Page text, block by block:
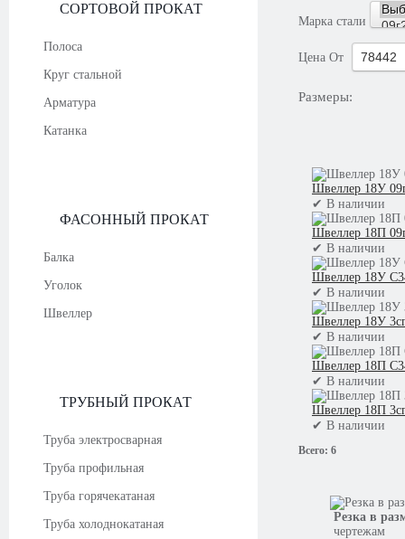
СОРТОВОЙ ПРОКАТ
Полоса
Круг стальной
Арматура
Катанка
ФАСОННЫЙ ПРОКАТ
Балка
Уголок
Швеллер
ТРУБНЫЙ ПРОКАТ
Труба электросварная
Труба профильная
Труба горячекатаная
Труба холоднокатаная
Марка стали
Цена От
Размеры:
Швеллер 18У
✔ В наличии
Швеллер 18П
✔ В наличии
Швеллер 18У
✔ В наличии
Швеллер 18У
✔ В наличии
Швеллер 18П
✔ В наличии
Швеллер 18П
✔ В наличии
Всего: 6
Резка в
чертежам